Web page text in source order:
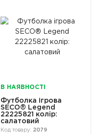
В НАЯВНОСТІ
Футболка ігрова
SECO® Legend
22225821 колiр:
салатовий
2079